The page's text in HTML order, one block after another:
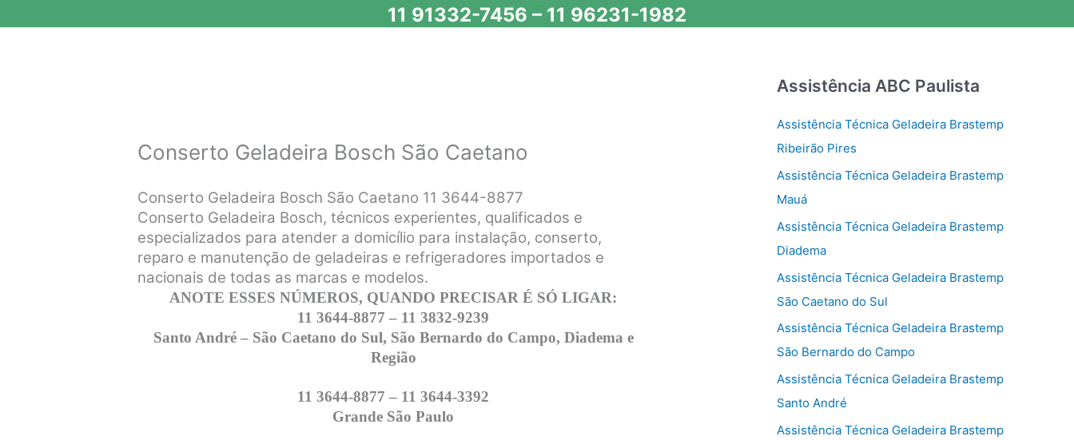
11 91332-7456 – 11 96231-1982
Conserto Geladeira Bosch São Caetano
Conserto Geladeira Bosch São Caetano 11 3644-8877
Conserto Geladeira Bosch, técnicos experientes, qualificados e
especializados para atender a domicílio para instalação, conserto,
reparo e manutenção de geladeiras e refrigeradores importados e
nacionais de todas as marcas e modelos.
ANOTE ESSES NÚMEROS, QUANDO PRECISAR É SÓ LIGAR:
11 3644-8877 – 11 3832-9239
Santo André – São Caetano do Sul, São Bernardo do Campo, Diadema e
Região
11 3644-8877 – 11 3644-3392
Grande São Paulo
Assistência ABC Paulista
Assistência Técnica Geladeira Brastemp
Ribeirão Pires
Assistência Técnica Geladeira Brastemp
Mauá
Assistência Técnica Geladeira Brastemp
Diadema
Assistência Técnica Geladeira Brastemp
São Caetano do Sul
Assistência Técnica Geladeira Brastemp
São Bernardo do Campo
Assistência Técnica Geladeira Brastemp
Santo André
Assistência Técnica Geladeira Brastemp